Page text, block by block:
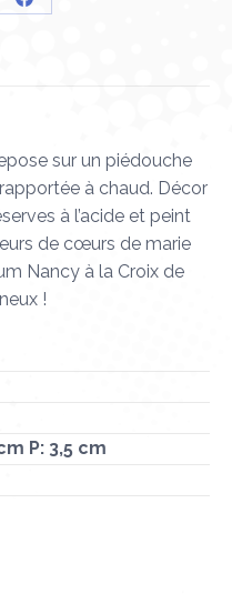
Partager
sur un piédouche
à chaud. Décor
à l’acide et peint
de cœurs de marie
Nancy à la Croix de
!
P: 3,5 cm